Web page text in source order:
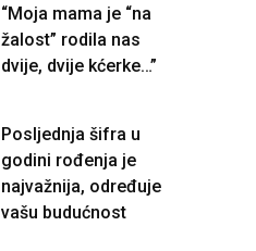
“Moja mama je “na
žalost” rodila nas
dvije, dvije kćerke…”
Posljednja šifra u
godini rođenja je
najvažnija, određuje
vašu budućnost